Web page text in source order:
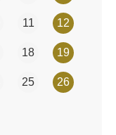
11 12
18 19
25 26